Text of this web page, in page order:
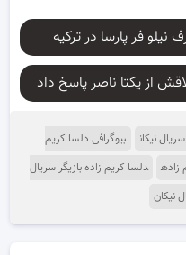
فر پارسا در ترکیه
نیکان
بیوگرافی دلسا کریم
زاده
دلسا کریم زاده بازیگر سریال
نیکان